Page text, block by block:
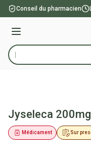
Aller au contenu
Conseil du pharmacien
Menu
Rechercher
Jyseleca
Sur
Médicament